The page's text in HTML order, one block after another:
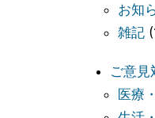
お知
雑記
ご意見
医療